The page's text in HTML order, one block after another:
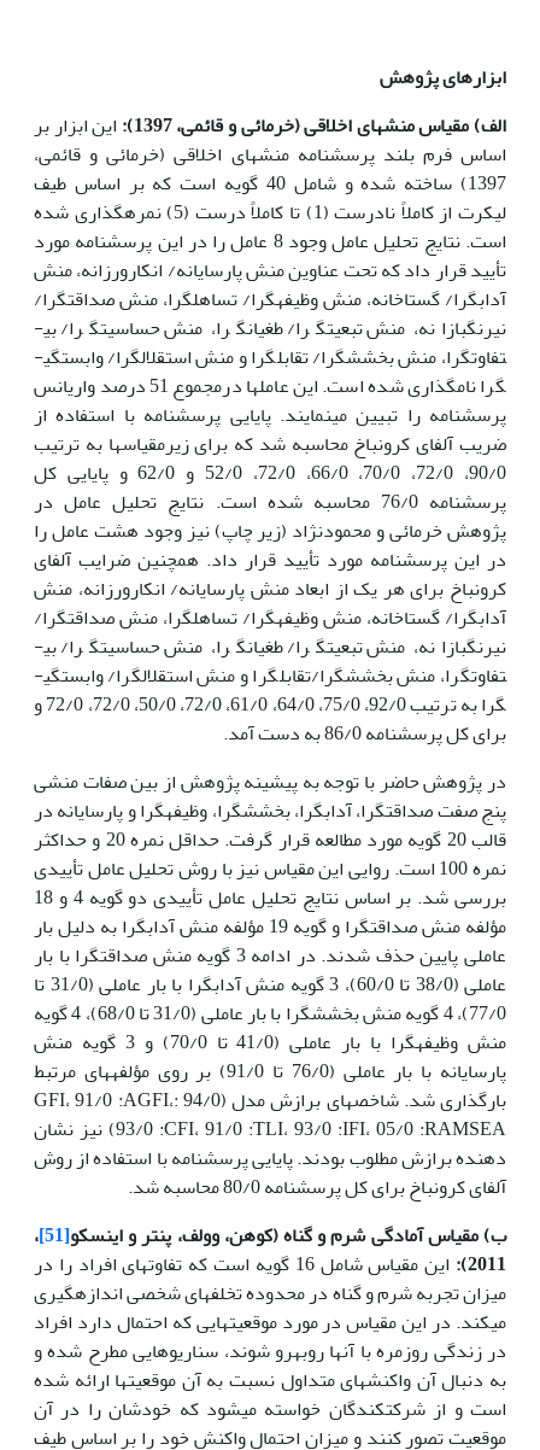
ابزارهای پژوهش
الف) مقیاس منش­های اخلاقی (خرمائی و قائمی، 1397):
این ابزار بر
اساس فرم بلند پرسشنامه منش­های اخلاقی (خرمائی و قائمی،
1397) ساخته شده و شامل 40 گویه است که بر اساس طیف
لیکرت از کاملاً نادرست (1) تا کاملاً درست (5) نمره­گذاری شده
است. نتایج تحلیل عامل وجود 8 عامل را در این پرسشنامه مورد
تأیید قرار داد که تحت عناوین منش پارسایانه/ انکارورزانه، منش
آداب­گرا/ گستاخانه، منش وظیفه­گرا/ تساهل­گرا، منش صداقت­گرا/
نیرنگ­بازانه، منش تبعیت­گرا/ طغیان­گرا، منش حساسیت­گرا/ بی­
تفاوت­گرا، منش بخشش­گرا/ تقابل­گرا و منش استقلال­گرا/ وابستگی­
گرا نام­گذاری شده است. این عامل­ها درمجموع 51 درصد واریانس
پرسشنامه را تبیین می­نمایند. پایایی پرسشنامه با استفاده از
ضریب آلفای کرونباخ محاسبه شد که برای زیرمقیاس­ها به ترتیب
90/0، 72/0، 70/0، 66/0، 72/0، 52/0 و 62/0 و پایایی کل
پرسشنامه 76/0 محاسبه شده است. نتایج تحلیل عامل در
پژوهش خرمائی و محمودنژاد (زیر چاپ) نیز وجود هشت عامل را
در این پرسشنامه مورد تأیید قرار داد. همچنین ضرایب آلفای
کرونباخ برای هر یک از ابعاد منش پارسایانه/ انکارورزانه، منش
آداب­گرا/ گستاخانه، منش وظیفه­گرا/ تساهل­گرا، منش صداقت­گرا/
نیرنگ­بازانه، منش تبعیت­گرا/ طغیان­گرا، منش حساسیت­گرا/ بی­
تفاوت­گرا، منش بخشش­گرا/تقابل­گرا و منش استقلال­گرا/ وابستگی­
گرا به ترتیب 92/0، 75/0، 64/0، 61/0، 72/0، 50/0، 72/0، 72/0 و
برای کل پرسشنامه 86/0 به دست آمد.
در پژوهش حاضر با توجه به پیشینه پژوهش از بین صفات منشی
پنج صفت صداقت­گرا، آداب­گرا، بخشش­گرا، وظیفه­گرا و پارسایانه در
قالب 20 گویه مورد مطالعه قرار گرفت. حداقل نمره 20 و حداکثر
نمره 100 است. روایی این مقیاس نیز با روش تحلیل عامل تأییدی
بررسی شد. بر اساس نتایج تحلیل عامل تأییدی دو گویه 4 و 18
مؤلفه منش صداقت­گرا و گویه 19 مؤلفه منش آداب­گرا به دلیل بار
عاملی پایین­ حذف شدند. در ادامه 3 گویه منش صداقت­گرا با بار
عاملی (38/0 تا 60/0)، 3 گویه منش آداب­گرا با بار عاملی (31/0 تا
77/0)، 4 گویه منش بخشش­گرا با بار عاملی (31/0 تا 68/0)، 4 گویه
منش وظیفه­گرا با بار عاملی (41/0 تا 70/0) و 3 گویه منش
پارسایانه با بار عاملی (76/0 تا 91/0) بر روی مؤلفه­های مرتبط
بارگذاری شد. شاخص­های برازش مدل (94/0 :GFI، 91/0 :AGFI،
93/0 :CFI، 91/0 :TLI، 93/0 :IFI، 05/0 :RAMSEA) نیز نشان
دهنده برازش مطلوب بودند. پایایی پرسشنامه با استفاده از روش
آلفای کرونباخ برای کل پرسشنامه 80/0 محاسبه شد.
ب) مقیاس آمادگی شرم و گناه (کوهن، وولف، پنتر و اینسکو[51]
،
2011):
این مقیاس شامل 16 گویه است که تفاوت­های افراد را در
میزان تجربه شرم و گناه در محدوده تخلف­های شخصی اندازه­گیری
می­کند. در این مقیاس در مورد موقعیت­هایی که احتمال دارد افراد
در زندگی روزمره با آن­ها رو­به­رو شوند، سناریوهایی مطرح شده و
به دنبال آن واکنش­های متداول نسبت به آن موقعیت­ها ارائه شده
است و از شرکت­کندگان خواسته می­شود که خودشان را در آن
موقعیت تصور کنند و میزان احتمال واکنش خود را بر اساس طیف